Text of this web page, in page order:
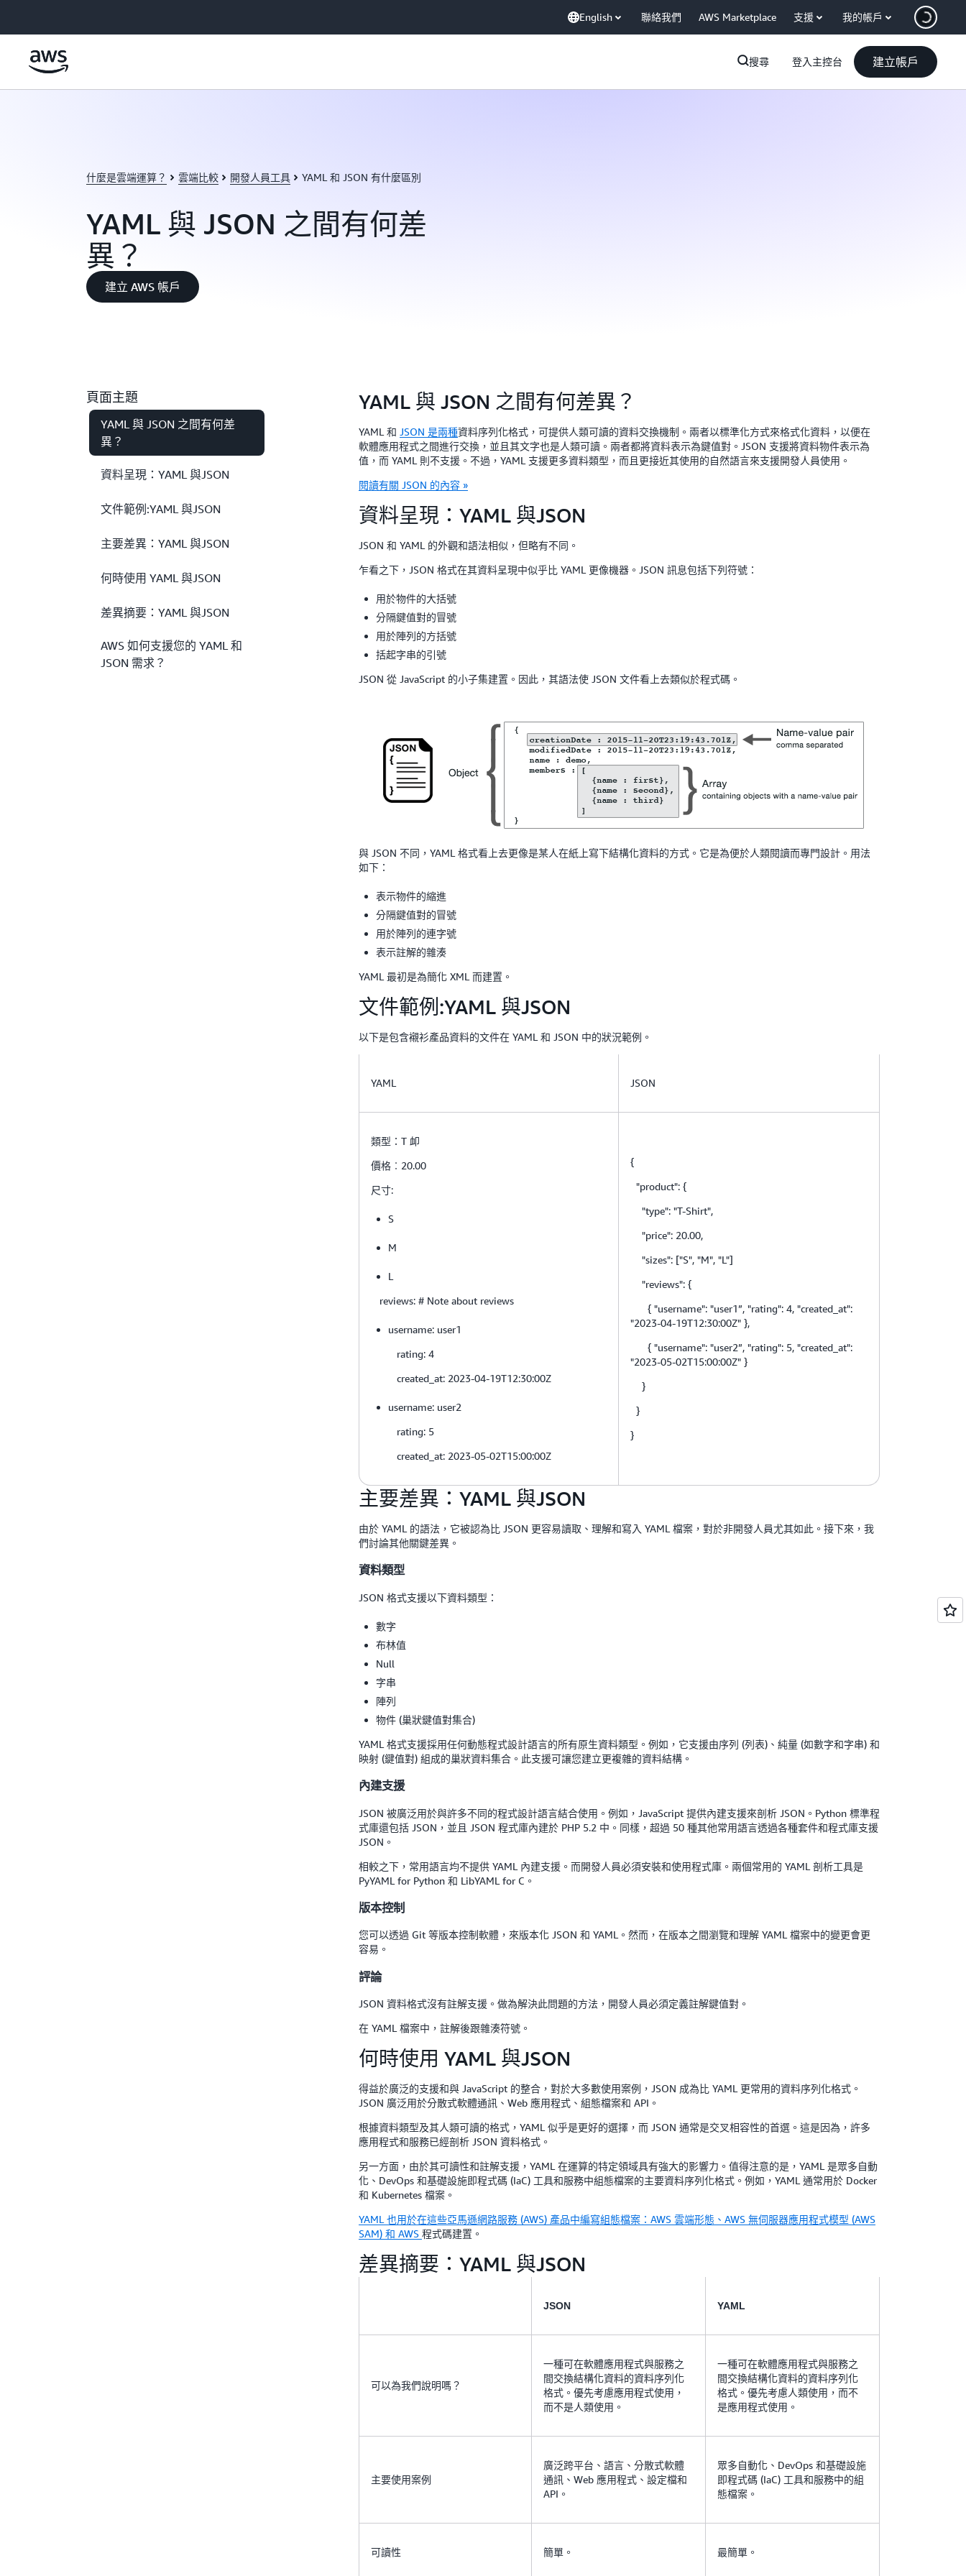
English 聯絡我們 AWS Marketplace 支援 我的帳戶
搜尋 登入主控台 建立帳戶
什麼是雲端運算？ 雲端比較 開發人員工具 YAML 和 JSON 有什麼區別
YAML 與 JSON 之間有何差
異？
建立 AWS 帳戶
頁面主題
YAML 與 JSON 之間有何差
異？
資料呈現：YAML 與JSON
文件範例:YAML 與JSON
主要差異：YAML 與JSON
何時使用 YAML 與JSON
差異摘要：YAML 與JSON
AWS 如何支援您的 YAML 和
JSON 需求？
YAML 與 JSON 之間有何差異？
YAML 和 JSON 是兩種資料序列化格式，可提供人類可讀的資料交換機制。兩者以標準化方式來格式化資料，以便在
軟體應用程式之間進行交換，並且其文字也是人類可讀。兩者都將資料表示為鍵值對。JSON 支援將資料物件表示為
值，而 YAML 則不支援。不過，YAML 支援更多資料類型，而且更接近其使用的自然語言來支援開發人員使用。
閱讀有關 JSON 的內容 »
資料呈現：YAML 與JSON
JSON 和 YAML 的外觀和語法相似，但略有不同。
乍看之下，JSON 格式在其資料呈現中似乎比 YAML 更像機器。JSON 訊息包括下列符號：
用於物件的大括號
分隔鍵值對的冒號
用於陣列的方括號
括起字串的引號
JSON 從 JavaScript 的小子集建置。因此，其語法使 JSON 文件看上去類似於程式碼。
與 JSON 不同，YAML 格式看上去更像是某人在紙上寫下結構化資料的方式。它是為便於人類閱讀而專門設計。用法
如下：
表示物件的縮進
分隔鍵值對的冒號
用於陣列的連字號
表示註解的雜湊
YAML 最初是為簡化 XML 而建置。
文件範例:YAML 與JSON
以下是包含襯衫產品資料的文件在 YAML 和 JSON 中的狀況範例。
YAML JSON
類型：T 卹
價格︰20.00
尺寸:
S
M
L
reviews: # Note about reviews
username: user1
rating: 4
created_at: 2023-04-19T12:30:00Z
username: user2
rating: 5
created_at: 2023-05-02T15:00:00Z
{
"product": {
"type": "T-Shirt",
"price": 20.00,
"sizes": ["S", "M", "L"]
"reviews": {
{ "username": "user1”, "rating": 4, "created_at":
"2023-04-19T12:30:00Z" },
{ "username": "user2”, "rating": 5, "created_at":
"2023-05-02T15:00:00Z" }
}
}
}
主要差異：YAML 與JSON
由於 YAML 的語法，它被認為比 JSON 更容易讀取、理解和寫入 YAML 檔案，對於非開發人員尤其如此。接下來，我
們討論其他關鍵差異。
資料類型
JSON 格式支援以下資料類型：
數字
布林值
Null
字串
陣列
物件 (巢狀鍵值對集合)
YAML 格式支援採用任何動態程式設計語言的所有原生資料類型。例如，它支援由序列 (列表)、純量 (如數字和字串) 和
映射 (鍵值對) 組成的巢狀資料集合。此支援可讓您建立更複雜的資料結構。
內建支援
JSON 被廣泛用於與許多不同的程式設計語言結合使用。例如，JavaScript 提供內建支援來剖析 JSON。Python 標準程
式庫還包括 JSON，並且 JSON 程式庫內建於 PHP 5.2 中。同樣，超過 50 種其他常用語言透過各種套件和程式庫支援
JSON。
相較之下，常用語言均不提供 YAML 內建支援。而開發人員必須安裝和使用程式庫。兩個常用的 YAML 剖析工具是
PyYAML for Python 和 LibYAML for C。
版本控制
您可以透過 Git 等版本控制軟體，來版本化 JSON 和 YAML。然而，在版本之間瀏覽和理解 YAML 檔案中的變更會更
容易。
評論
JSON 資料格式沒有註解支援。做為解決此問題的方法，開發人員必須定義註解鍵值對。
在 YAML 檔案中，註解後跟雜湊符號。
何時使用 YAML 與JSON
得益於廣泛的支援和與 JavaScript 的整合，對於大多數使用案例，JSON 成為比 YAML 更常用的資料序列化格式。
JSON 廣泛用於分散式軟體通訊、Web 應用程式、組態檔案和 API。
根據資料類型及其人類可讀的格式，YAML 似乎是更好的選擇，而 JSON 通常是交叉相容性的首選。這是因為，許多
應用程式和服務已經剖析 JSON 資料格式。
另一方面，由於其可讀性和註解支援，YAML 在運算的特定領域具有強大的影響力。值得注意的是，YAML 是眾多自動
化、DevOps 和基礎設施即程式碼 (IaC) 工具和服務中組態檔案的主要資料序列化格式。例如，YAML 通常用於 Docker
和 Kubernetes 檔案。
YAML 也用於在這些亞馬遜網路服務 (AWS) 產品中編寫組態檔案：AWS 雲端形態、AWS 無伺服器應用程式模型 (AWS
SAM) 和 AWS 程式碼建置。
差異摘要：YAML 與JSON
JSON YAML
可以為我們說明嗎？
一種可在軟體應用程式與服務之
間交換結構化資料的資料序列化
格式。優先考慮應用程式使用，
而不是人類使用。
一種可在軟體應用程式與服務之
間交換結構化資料的資料序列化
格式。優先考慮人類使用，而不
是應用程式使用。
主要使用案例
廣泛跨平台、語言、分散式軟體
通訊、Web 應用程式、設定檔和
API。
眾多自動化、DevOps 和基礎設施
即程式碼 (IaC) 工具和服務中的組
態檔案。
可讀性 簡單。 最簡單。